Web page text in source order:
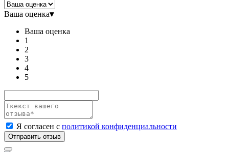
Ваша оценка▾
Ваша оценка
1
2
3
4
5
Я согласен с политикой конфиденциальности